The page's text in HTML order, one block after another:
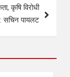
कृषि विरोधी
सचिन पायलट